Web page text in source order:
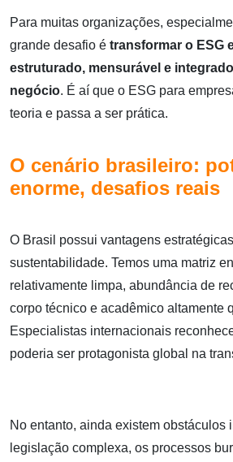
Para muitas organizações,
grande desafio é transformar o ESG
estruturado, mensurável e
negócio. É aí que o ESG para
teoria e passa a ser prática.
O cenário brasileiro:
enorme, desafios reais
O Brasil possui vantagens
sustentabilidade. Temos uma matriz
relativamente limpa, abundância de
corpo técnico e acadêmico altamente
Especialistas internacionais
poderia ser protagonista global na
No entanto, ainda existem obstáculos
legislação complexa, os processos